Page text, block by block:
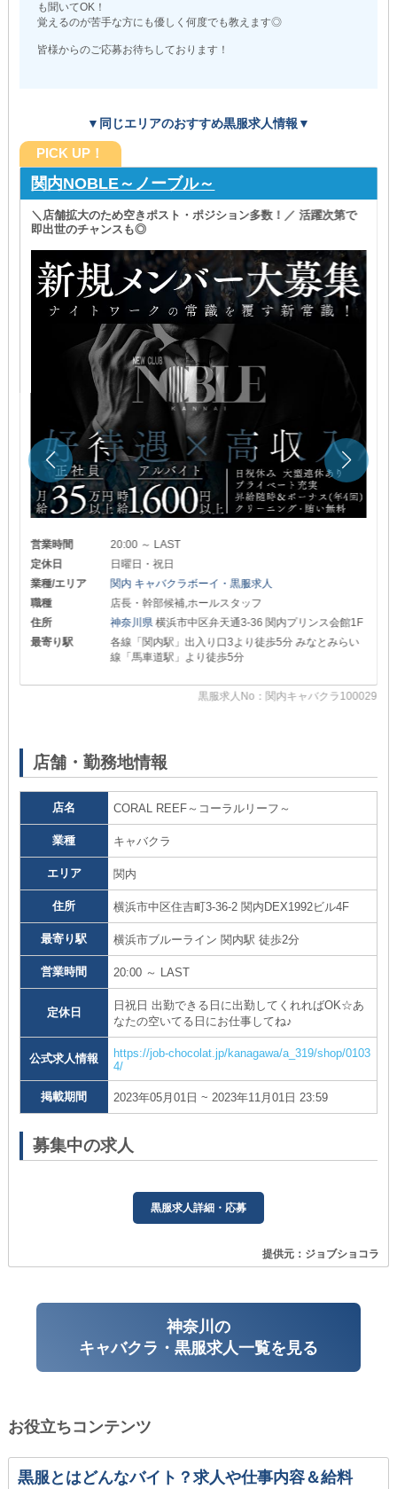
も聞いてOK！
覚えるのが苦手な方にも優しく何度でも教えます◎
皆様からのご応募お待ちしております！
▼同じエリアのおすすめ黒服求人情報▼
PICK UP！
関内NOBLE～ノーブル～
＼店舗拡大のため空きポスト・ポジション多数！／ 活躍次第で
即出世のチャンスも◎
営業時間
20:00 ～ LAST
定休日
日曜日・祝日
業種/エリア
関内 キャバクラボーイ・黒服求人
職種
店長・幹部候補,ホールスタッフ
住所
神奈川県横浜市中区弁天通3-36 関内プリンス会館1F
最寄り駅
各線「関内駅」出入り口3より徒歩5分 みなとみらい
線「馬車道駅」より徒歩5分
黒服求人No：関内キャバクラ100029
店舗・勤務地情報
店名 CORAL REEF～コーラルリーフ～
業種 キャバクラ
エリア 関内
住所 横浜市中区住吉町3-36-2 関内DEX1992ビル4F
最寄り駅 横浜市ブルーライン 関内駅 徒歩2分
営業時間 20:00 ～ LAST
定休日
日祝日 出勤できる日に出勤してくれればOK☆あ
なたの空いてる日にお仕事してね♪
公式求人情報
https://job-chocolat.jp/kanagawa/a_319/shop/0103
4/
掲載期間 2023年05月01日 ~ 2023年11月01日 23:59
募集中の求人
黒服求人詳細・応募
提供元：ジョブショコラ
神奈川の
キャバクラ・黒服求人一覧を見る
お役立ちコンテンツ
黒服とはどんなバイト？求人や仕事内容＆給料